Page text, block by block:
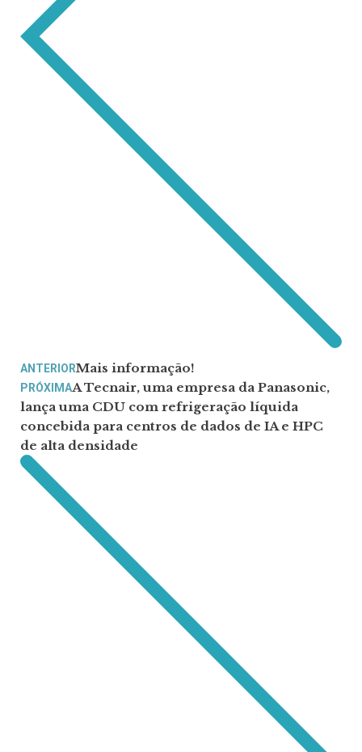
ANTERIORMais informação!
PRÓXIMAA Tecnair, uma empresa da Panasonic,
lança uma CDU com refrigeração líquida
concebida para centros de dados de IA e HPC
de alta densidade